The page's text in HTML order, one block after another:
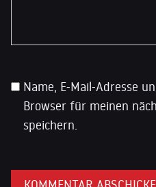
Name, E-Mail-Adresse
Browser für meinen
speichern.